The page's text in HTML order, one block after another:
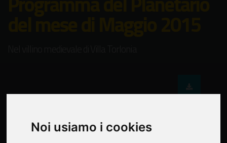
Noi usiamo i cookies